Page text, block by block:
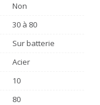
Non
30 à 80
Sur batterie
Acier
10
80